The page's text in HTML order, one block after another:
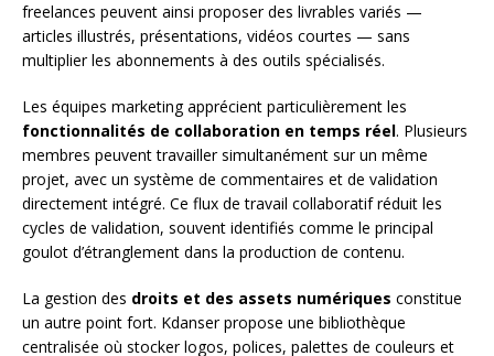
freelances peuvent ainsi proposer des livrables variés —
articles illustrés, présentations, vidéos courtes — sans
multiplier les abonnements à des outils spécialisés.
Les équipes marketing apprécient particulièrement les
fonctionnalités de collaboration en temps réel. Plusieurs
membres peuvent travailler simultanément sur un même
projet, avec un système de commentaires et de validation
directement intégré. Ce flux de travail collaboratif réduit les
cycles de validation, souvent identifiés comme le principal
goulot d’étranglement dans la production de contenu.
La gestion des droits et des assets numériques constitue
un autre point fort. Kdanser propose une bibliothèque
centralisée où stocker logos, polices, palettes de couleurs et